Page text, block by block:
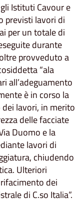
Istituti Cavour e
previsti lavori di
per un totale di
durante
provveduto a
“ala
all’adeguamento
è in corso la
lavori, in merito
delle facciate
Duomo e la
lavori di
chiudendo
Ulteriori
dei
di C.so Italia”.